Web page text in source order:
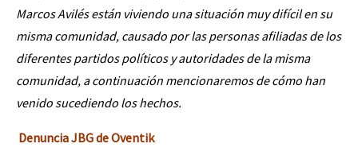
Marcos Avilés están viviendo una situación muy difícil en su
misma comunidad, causado por las personas afiliadas de los
diferentes partidos políticos y autoridades de la misma
comunidad, a continuación mencionaremos de cómo han
venido sucediendo los hechos.
Denuncia JBG de Oventik